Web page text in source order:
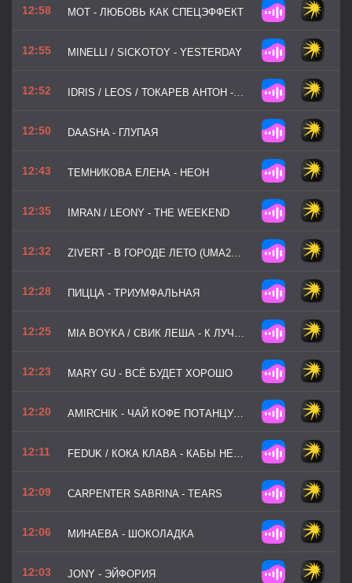
12:58 МОТ - ЛЮБОВЬ КАК СПЕЦЭФФЕКТ
12:55 MINELLI / SICKOTOY - YESTERDAY
12:52 IDRIS / LEOS / ТОКАРЕВ АНТОН - ВМЕСТЕ С ПТИЦАМИ
12:50 DAASHA - ГЛУПАЯ
12:43 ТЕМНИКОВА ЕЛЕНА - НЕОН
12:35 IMRAN / LEONY - THE WEEKEND
12:32 ZIVERT - В ГОРОДЕ ЛЕТО (UMA2RMAN -ЗВЁЗДЫ СЧИТАЮТ НАС-)
12:28 ПИЦЦА - ТРИУМФАЛЬНАЯ
12:25 MIA BOYKA / СВИК ЛЕША - К ЛУЧШЕМУ
12:23 MARY GU - ВСЁ БУДЕТ ХОРОШО
12:20 AMIRCHIK - ЧАЙ КОФЕ ПОТАНЦУЕМ
12:11 FEDUK / КОКА КЛАВА - КАБЫ НЕ БЫЛО ТЕБЯ
12:09 CARPENTER SABRINA - TEARS
12:06 МИНАЕВА - ШОКОЛАДКА
12:03 JONY - ЭЙФОРИЯ